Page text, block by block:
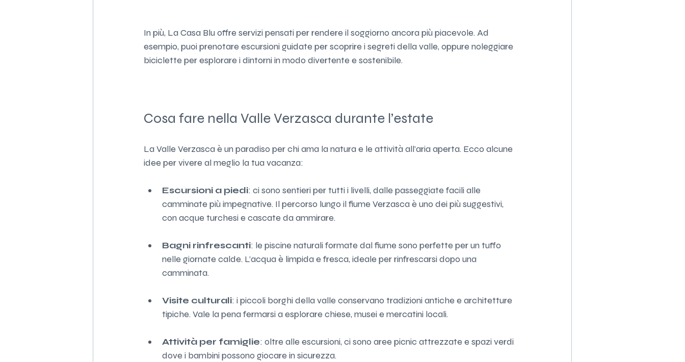
In più, La Casa Blu offre servizi pensati per rendere il soggiorno ancora più piacevole. Ad
esempio, puoi prenotare escursioni guidate per scoprire i segreti della valle, oppure noleggiare
biciclette per esplorare i dintorni in modo divertente e sostenibile.
Cosa fare nella Valle Verzasca durante l’estate
La Valle Verzasca è un paradiso per chi ama la natura e le attività all’aria aperta. Ecco alcune
idee per vivere al meglio la tua vacanza:
Escursioni a piedi: ci sono sentieri per tutti i livelli, dalle passeggiate facili alle
camminate più impegnative. Il percorso lungo il fiume Verzasca è uno dei più suggestivi,
con acque turchesi e cascate da ammirare.
Bagni rinfrescanti: le piscine naturali formate dal fiume sono perfette per un tuffo
nelle giornate calde. L’acqua è limpida e fresca, ideale per rinfrescarsi dopo una
camminata.
Visite culturali: i piccoli borghi della valle conservano tradizioni antiche e architetture
tipiche. Vale la pena fermarsi a esplorare chiese, musei e mercatini locali.
Attività per famiglie: oltre alle escursioni, ci sono aree picnic attrezzate e spazi verdi
dove i bambini possono giocare in sicurezza.